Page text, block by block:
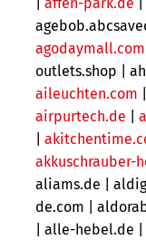
affen-park.de
agodaymall.com
outlets.shop |
aileuchten.com
airpurtech.de
akkuschrauber-
aliams.de |
de.com |
| alle-hebel.de